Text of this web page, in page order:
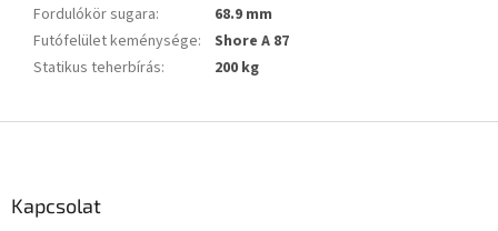
Fordulókör sugara:
68.9 mm
Futófelület keménysége:
Shore A 87
Statikus teherbírás: 200 kg
Kapcsolat